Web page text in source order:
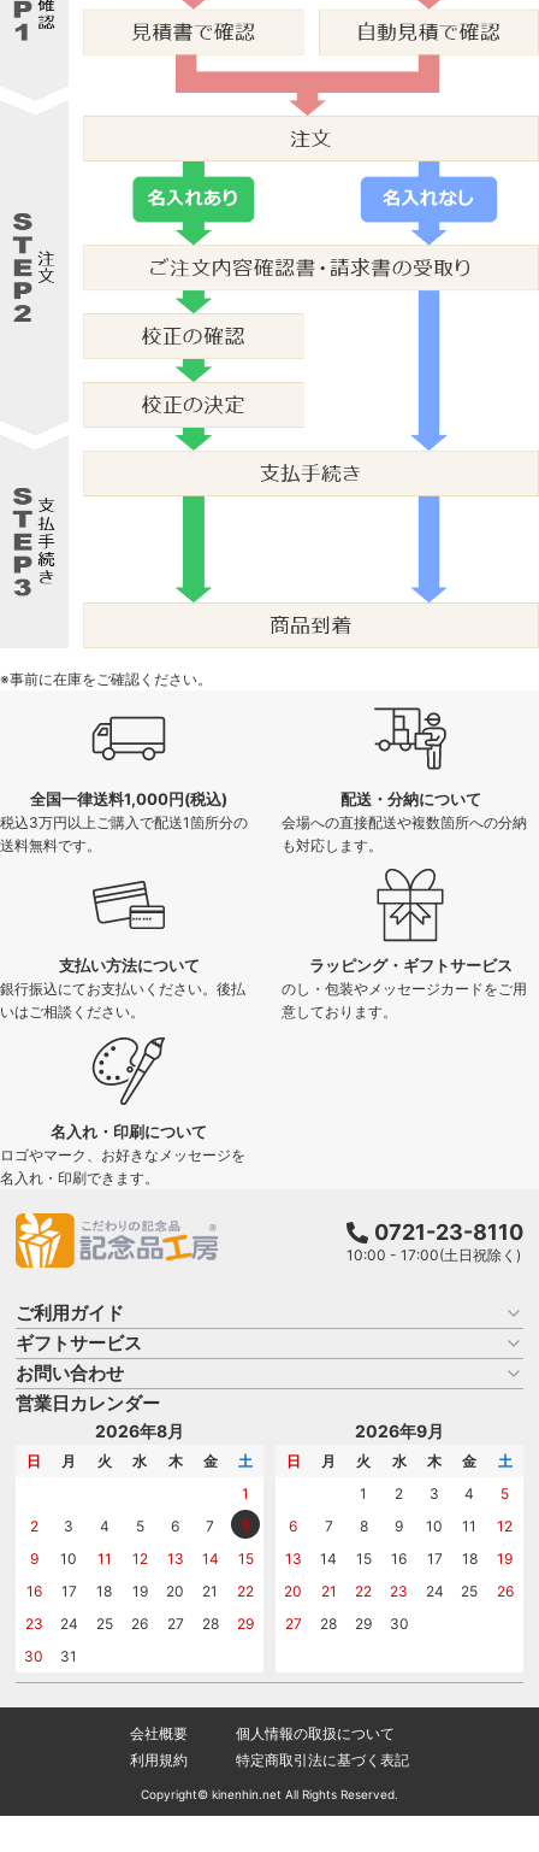
※事前に在庫をご確認ください。
全国一律送料1,000円(税込)
税込3万円以上ご購入で配送1箇所分の
送料無料です。
配送・分納について
会場への直接配送や複数箇所への分納
も対応します。
支払い方法について
銀行振込にてお支払いください。後払
いはご相談ください。
ラッピング・ギフトサービス
のし・包装やメッセージカードをご用
意しております。
名入れ・印刷について
ロゴやマーク、お好きなメッセージを
名入れ・印刷できます。
0721-23-8110
10:00 - 17:00(土日祝除く)
ご利用ガイド
お買い物ガイド
よくある質問
はじめての記念品選び
記念品工房の使い方
ギフトサービス
名入れについて
のし
メッセージカード
お問い合わせ
商品選びを相談する
名入れについて相談する
カタログを請求する
営業日カレンダー
2026年8月
日 月 火 水 木 金
土
1
2
3 4 5 6 7
8
9
10 11 12 13 14
15
16
17 18 19 20 21
22
23
24 25 26 27 28
29
30
31
2026年9月
日 月 火 水 木 金
土
1
2 3 4
5
6
7 8 9 10 11
12
13
14 15 16 17 18
19
20
21 22 23 24 25
26
27
28 29 30
会社概要
個人情報の取扱について
利用規約
特定商取引法に基づく表記
Copyright© kinenhin.net All Rights Reserved.